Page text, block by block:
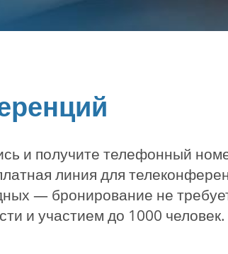
и получите телефонный
линия для
— бронирование не
и участием до 1000 человек.